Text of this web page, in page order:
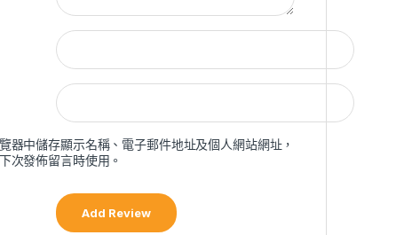
器中儲存顯示名稱、電子郵件地址及個人網站網址，
次發佈留言時使用。